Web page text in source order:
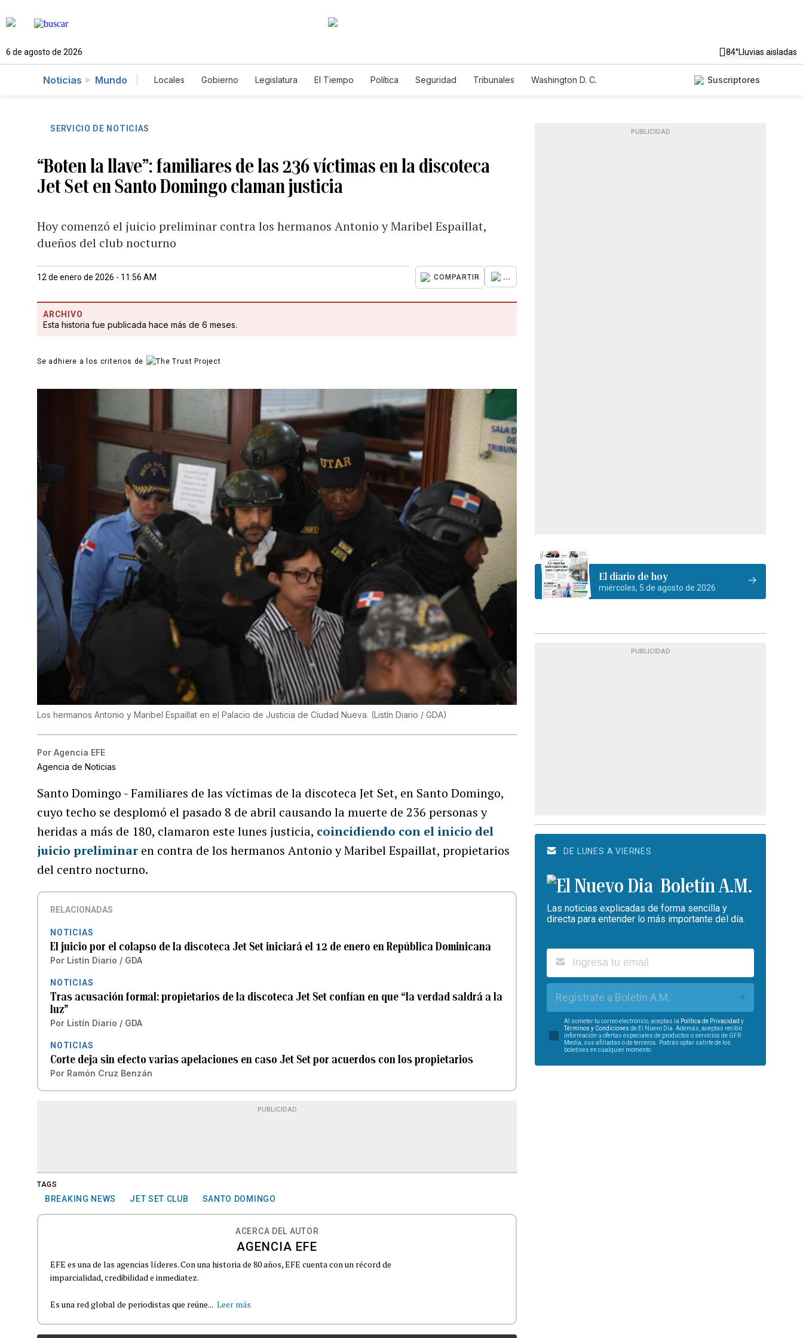
6 de agosto de 2026 84°Lluvias aisladas
Noticias Mundo Locales Gobierno Legislatura El Tiempo Política Seguridad Tribunales
Washington D. C.
Suscriptores
SERVICIO DE NOTICIAS
“Boten la llave”: familiares de las 236 víctimas en la discoteca
Jet Set en Santo Domingo claman justicia
Hoy comenzó el juicio preliminar contra los hermanos Antonio y Maribel Espaillat,
dueños del club nocturno
12 de enero de 2026 - 11:56 AM COMPARTIR ...
ARCHIVO
Esta historia fue publicada hace más de 6 meses.
Se adhiere a los criterios de
Los hermanos Antonio y Maribel Espaillat en el Palacio de Justicia de Ciudad Nueva. (Listín Diario / GDA)
Por Agencia EFE
Agencia de Noticias
Santo Domingo - Familiares de las víctimas de la discoteca Jet Set, en Santo Domingo,
cuyo techo se desplomó el pasado 8 de abril causando la muerte de 236 personas y
heridas a más de 180, clamaron este lunes justicia, coincidiendo con el inicio del
juicio preliminar en contra de los hermanos Antonio y Maribel Espaillat, propietarios
del centro nocturno.
RELACIONADAS
NOTICIAS
El juicio por el colapso de la discoteca Jet Set iniciará el 12 de enero en República Dominicana
Por Listín Diario / GDA
NOTICIAS
Tras acusación formal: propietarios de la discoteca Jet Set confían en que “la verdad saldrá a la
luz”
Por Listín Diario / GDA
NOTICIAS
Corte deja sin efecto varias apelaciones en caso Jet Set por acuerdos con los propietarios
Por Ramón Cruz Benzán
PUBLICIDAD
TAGS
BREAKING NEWS JET SET CLUB SANTO DOMINGO
ACERCA DEL AUTOR
AGENCIA EFE
EFE es una de las agencias líderes. Con una historia de 80 años, EFE cuenta con un récord de
imparcialidad, credibilidad e inmediatez.
Es una red global de periodistas que reúne... Leer más
PUBLICIDAD
El diario de hoy
miércoles, 5 de agosto de 2026
PUBLICIDAD
DE LUNES A VIERNES
Boletín A.M.
Las noticias explicadas de forma sencilla y
directa para entender lo más importante del día.
Regístrate a Boletín A.M.
Al someter tu correo electrónico, aceptas la Política de Privacidad y
Términos y Condiciones de El Nuevo Día. Además, aceptas recibir
información u ofertas especiales de productos o servicios de GFR
Media, sus afiliadas o de terceros. Podrás optar salirte de los
boletines en cualquier momento.